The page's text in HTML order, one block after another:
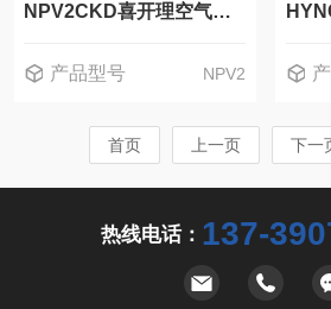
NPV2CKD喜开理空气直加压自动管夹阀
产品型号 NPV2
首页 上一页 下一
热线电话： 137-